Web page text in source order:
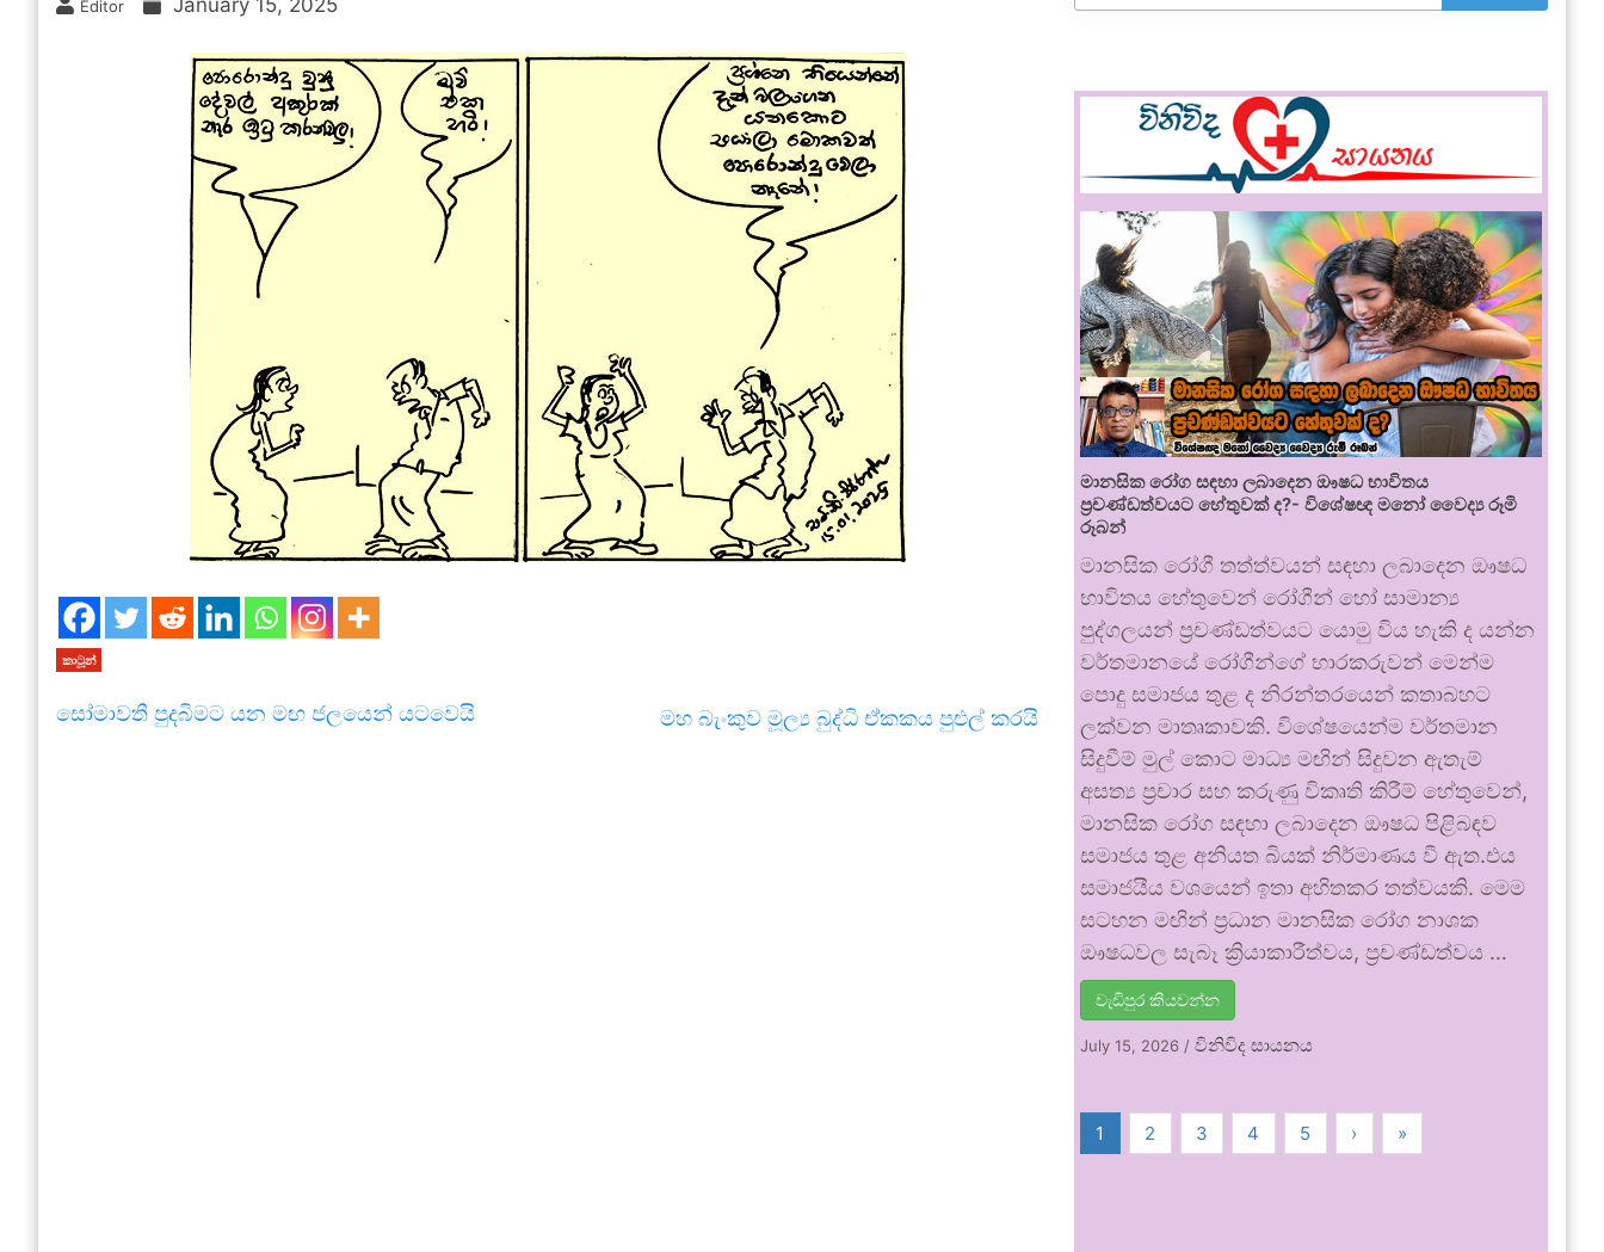
Editor January 15, 2025
කාටූන්
සෝමාවතී පුදබිමට යන මඟ ජලයෙන් යටවෙයි මහ බැංකුව මූල්‍ය බුද්ධි ඒකකය පුළුල් කරයි
මානසික රෝග සඳහා ලබාදෙන ඖෂධ භාවිතය
ප්‍රචණ්ඩත්වයට හේතුවක් ද?- විශේෂඥ මනෝ වෛද්‍ය රූමි
රූබන්
මානසික රෝගී තත්ත්වයන් සඳහා ලබාදෙන ඖෂධ
භාවිතය හේතුවෙන් රෝගීන් හෝ සාමාන්‍ය
පුද්ගලයන් ප්‍රචණ්ඩත්වයට යොමු විය හැකි ද යන්න
වර්තමානයේ රෝගීන්ගේ භාරකරුවන් මෙන්ම
පොදු සමාජය තුළ ද නිරන්තරයෙන් කතාබහට
ලක්වන මාතෘකාවකි. විශේෂයෙන්ම වර්තමාන
සිදුවීම් මුල් කොට මාධ්‍ය මඟින් සිදුවන ඇතැම්
අසත්‍ය ප්‍රචාර සහ කරුණු විකෘති කිරීම් හේතුවෙන්,
මානසික රෝග සඳහා ලබාදෙන ඖෂධ පිළිබඳව
සමාජය තුළ අනියත බියක් නිර්මාණය වී ඇත.එය
සමාජයීය වශයෙන් ඉතා අහිතකර තත්වයකි. මෙම
සටහන මඟින් ප්‍රධාන මානසික රෝග නාශක
ඖෂධවල සැබෑ ක්‍රියාකාරීත්වය, ප්‍රචණ්ඩත්වය …
වැඩිපුර කියවන්න
July 15, 2026 /විනිවිද සායනය
1 2 3 4 5 › »